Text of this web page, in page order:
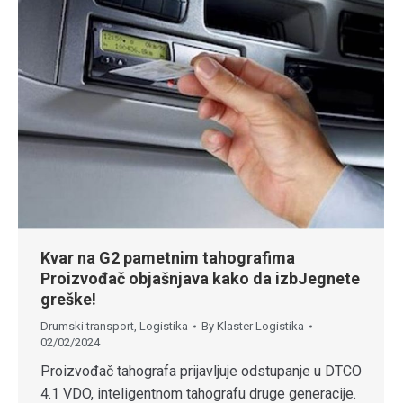
Kvar na G2 pametnim tahografima
Proizvođač objašnjava kako da izbJegnete
greške!
Drumski transport Logistika By Klaster Logistika
02/02/2024
Proizvođač tahografa prijavljuje odstupanje u DTCO
4.1 VDO, inteligentnom tahografu druge generacije.